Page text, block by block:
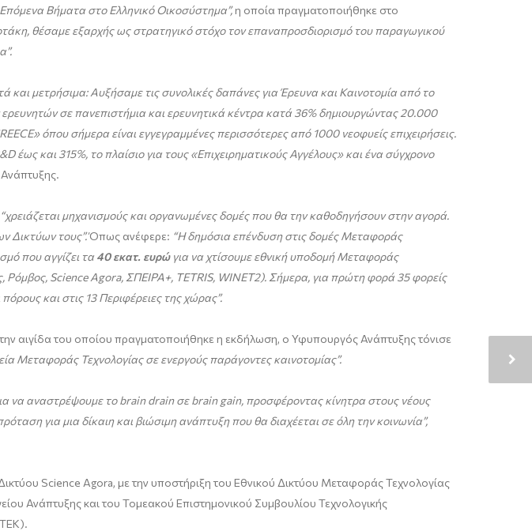
Βήματα στο Ελληνικό Οικοσύστημα”,η οποία πραγματοποιήθηκε στο
θέσαμε εξαρχής ως στρατηγικό στόχο τον επαναπροσδιορισμό του παραγωγικού
.
και μετρήσιμα:Αυξήσαμε τις συνολικές δαπάνες για Έρευνα και Καινοτομία από το
σε πανεπιστήμια και ερευνητικά κέντρα κατά 36% δημιουργώντας 20.000
όπου σήμερα είναι εγγεγραμμένες περισσότερες από 1000 νεοφυείς επιχειρήσεις.
και 315%, το πλαίσιο για τους «Επιχειρηματικούς Αγγέλους» και ένα σύγχρονο
ρειάζεται μηχανισμούς και οργανωμένες δομές που θα την καθοδηγήσουν στην αγορά.
Δικτύων τους”.Όπως ανέφερε: “Η δημόσια επένδυση στις δομές Μεταφοράς
που αγγίζει τα 40 εκατ. ευρώγια να χτίσουμε εθνική υποδομή Μεταφοράς
Ρόμβος, Science Agora, ΣΠΕΙΡΑ+, TETRIS, WINET2). Σήμερα, για πρώτη φορά 35 φορείς
και στις 13 Περιφέρειες της χώρας”.
αιγίδα του οποίου πραγματοποιήθηκε η εκδήλωση, ο Υφυπουργός Ανάπτυξης τόνισε
Μεταφοράς Τεχνολογίας σε ενεργούς παράγοντες καινοτομίας”.
να αναστρέψουμε το brain drain σε brain gain, προσφέροντας κίνητρα στους νέους
για μια δίκαιη και βιώσιμη ανάπτυξη που θα διαχέεται σε όλη την κοινωνία”,
Science Agora, με την υποστήριξη του Εθνικού Δικτύου Μεταφοράς Τεχνολογίας
Ανάπτυξης και του Τομεακού Επιστημονικού Συμβουλίου Τεχνολογικής